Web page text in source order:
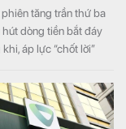
tăng trần thứ ba
dòng tiền bắt đáy
áp lực “chốt lời”